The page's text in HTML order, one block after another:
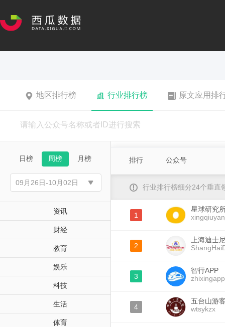
地区排行榜 行业排行榜 原文应用排
日榜 周榜 月榜
资讯
财经
教育
娱乐
科技
生活
体育
排行 公众号
行业排行榜细分24个垂直
1
星球研究
2
上海迪士
3
智行APP
zhixingapp
4
五台山游
wtsykzx